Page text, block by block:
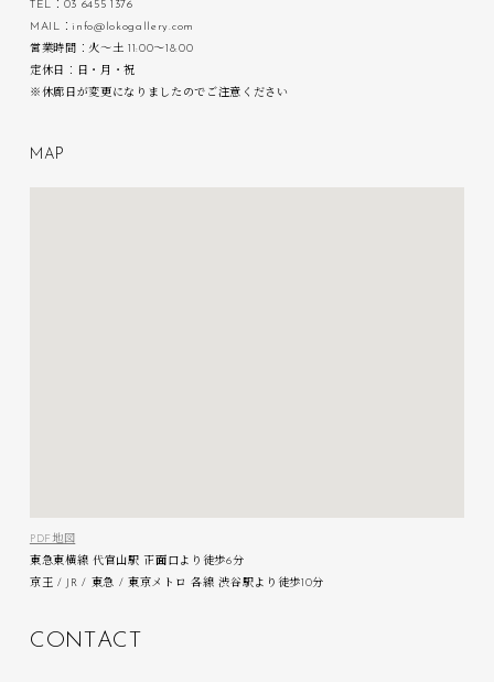
TEL：03 6455 1376
MAIL：info@lokogallery.com
営業時間：火〜土 11:00〜18:00
定休日：日・月・祝
※休廊日が変更になりましたのでご注意ください
M A P
PDF地図
東急東横線 代官山駅 正面口より徒歩6分
京王 / JR / 東急 / 東京メトロ 各線 渋谷駅より徒歩10分
C ON T AC T